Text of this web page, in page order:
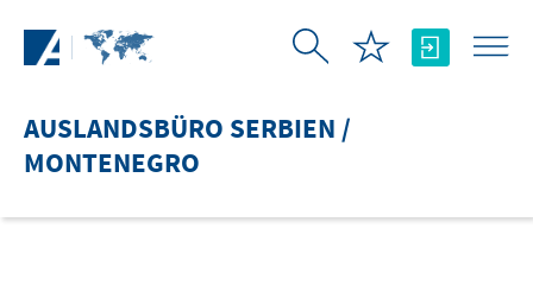
AUSLANDSBÜRO SERBIEN /
MONTENEGRO